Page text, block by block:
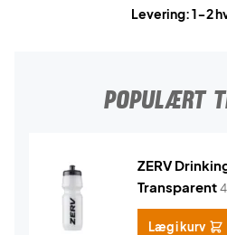
Levering: 1-2
POPULÆRT
ZERV
Transparent
Læg i kurv